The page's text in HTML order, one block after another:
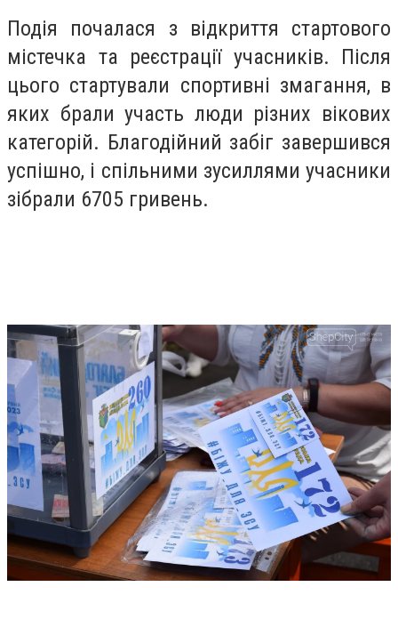
Подія почалася з відкриття стартового
містечка та реєстрації учасників. Після
цього стартували спортивні змагання, в
яких брали участь люди різних вікових
категорій. Благодійний забіг завершився
успішно, і спільними зусиллями учасники
зібрали 6705 гривень.